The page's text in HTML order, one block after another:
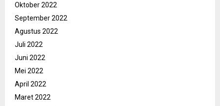
Oktober 2022
September 2022
Agustus 2022
Juli 2022
Juni 2022
Mei 2022
April 2022
Maret 2022